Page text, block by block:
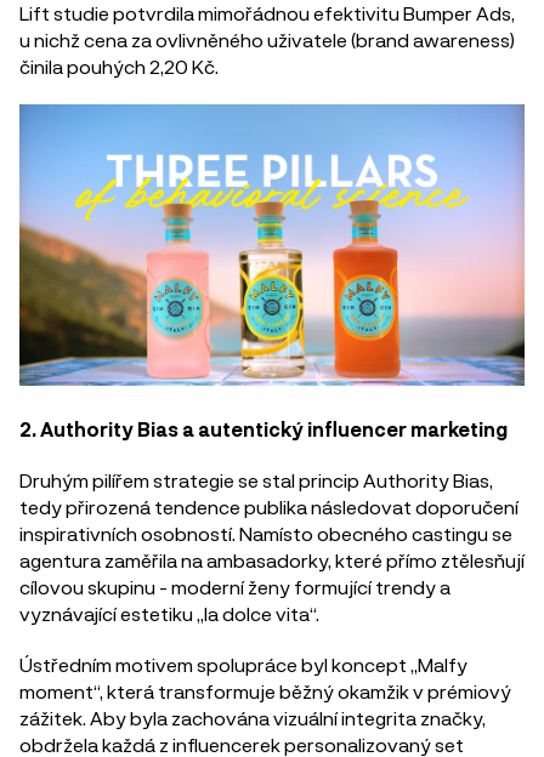
Lift studie potvrdila mimořádnou efektivitu Bumper Ads,
u nichž cena za ovlivněného uživatele (brand awareness)
činila pouhých 2,20 Kč.
2. Authority Bias a autentický influencer marketing
Druhým pilířem strategie se stal princip Authority Bias,
tedy přirozená tendence publika následovat doporučení
inspirativních osobností. Namísto obecného castingu se
agentura zaměřila na ambasadorky, které přímo ztělesňují
cílovou skupinu - moderní ženy formující trendy a
vyznávající estetiku „la dolce vita“.
Ústředním motivem spolupráce byl koncept „Malfy
moment“, která transformuje běžný okamžik v prémiový
zážitek. Aby byla zachována vizuální integrita značky,
obdržela každá z influencerek personalizovaný set